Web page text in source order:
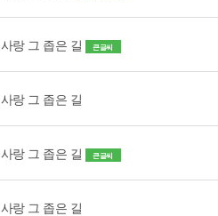
사랑 그 좁은 길 큰글씨
사랑 그 좁은 길
사랑 그 좁은 길 큰글씨
사랑 그 좁은 길